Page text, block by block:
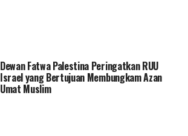
Dewan Fatwa Palestina Peringatkan RUU
Israel yang Bertujuan Membungkam Azan
Umat Muslim